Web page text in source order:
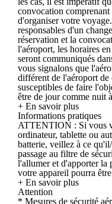
convocation
d'organiser votre
responsables d'un
réservation et la
l'aéroport, les horaires
seront communiqués
vous signalons que
différent de l'aéroport de
susceptibles de faire
être de jour comme nuit
+ En savoir plus
Informations pratiques
ATTENTION : Si vous
ordinateur, tablette ou
batterie, veillez à ce
passage au filtre de
l'allumer et d'apporter la
votre appareil pourra
+ En savoir plus
Attention
* Mesures de sécurité